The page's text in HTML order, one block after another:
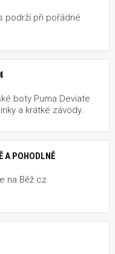
podrží při pořádné
boty Puma Deviate
a krátké závody.
A POHODLNĚ
na Běž.cz